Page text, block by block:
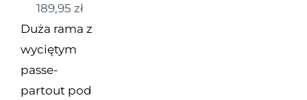
189,95zł
Duża rama z
wyciętym
passe-
partout pod